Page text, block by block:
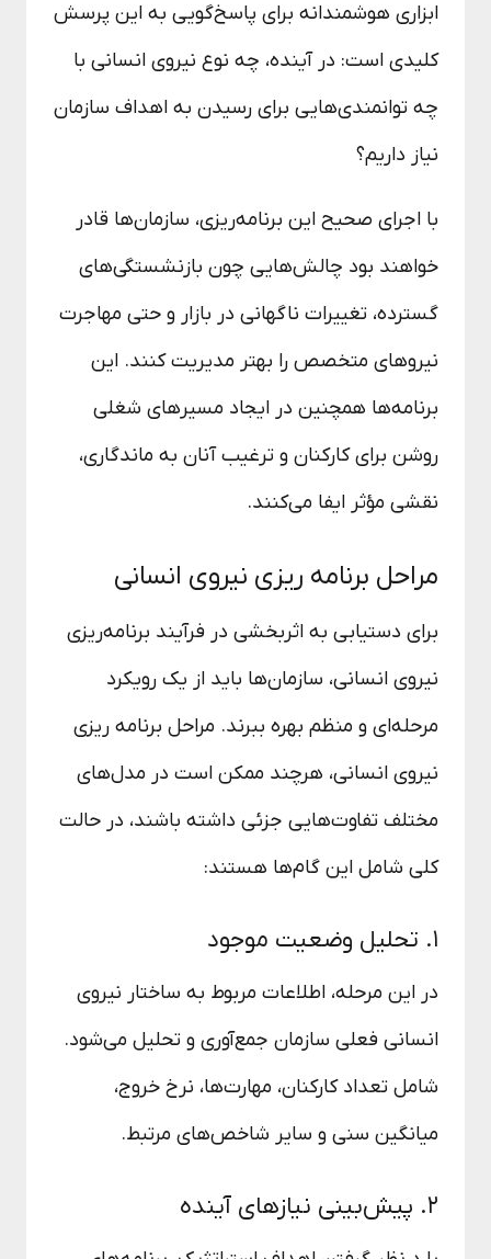
ابزاری هوشمندانه برای پاسخ‌گویی به این پرسش
کلیدی است: در آینده، چه نوع نیروی انسانی با
چه توانمندی‌هایی برای رسیدن به اهداف سازمان
نیاز داریم؟
با اجرای صحیح این برنامه‌ریزی، سازمان‌ها قادر
خواهند بود چالش‌هایی چون بازنشستگی‌های
گسترده، تغییرات ناگهانی در بازار و حتی مهاجرت
نیروهای متخصص را بهتر مدیریت کنند. این
برنامه‌ها همچنین در ایجاد مسیرهای شغلی
روشن برای کارکنان و ترغیب آنان به ماندگاری،
نقشی مؤثر ایفا می‌کنند.
مراحل برنامه ریزی نیروی انسانی
برای دستیابی به اثربخشی در فرآیند برنامه‌ریزی
نیروی انسانی، سازمان‌ها باید از یک رویکرد
مرحله‌ای و منظم بهره ببرند. مراحل برنامه ریزی
نیروی انسانی، هرچند ممکن است در مدل‌های
مختلف تفاوت‌هایی جزئی داشته باشند، در حالت
کلی شامل این گام‌ها هستند:
۱. تحلیل وضعیت موجود
در این مرحله، اطلاعات مربوط به ساختار نیروی
انسانی فعلی سازمان جمع‌آوری و تحلیل می‌شود.
شامل تعداد کارکنان، مهارت‌ها، نرخ خروج،
میانگین سنی و سایر شاخص‌های مرتبط.
۲. پیش‌بینی نیازهای آینده